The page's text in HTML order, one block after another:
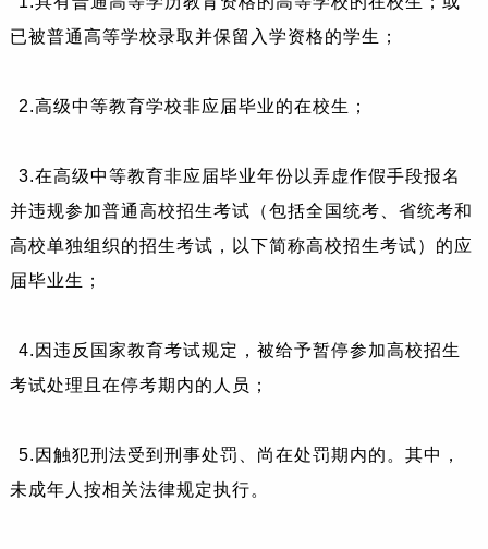
已被普通高等学校录取并保留入学资格的学生；
2.高级中等教育学校非应届毕业的在校生；
3.在高级中等教育非应届毕业年份以弄虚作假手段报名
并违规参加普通高校招生考试（包括全国统考、省统考和
高校单独组织的招生考试，以下简称高校招生考试）的应
届毕业生；
4.因违反国家教育考试规定，被给予暂停参加高校招生
考试处理且在停考期内的人员；
5.因触犯刑法受到刑事处罚、尚在处罚期内的。其中，
未成年人按相关法律规定执行。